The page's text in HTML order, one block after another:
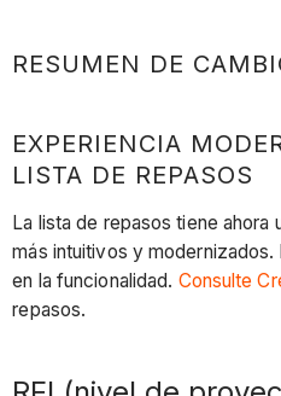
RESUMEN DE
EXPERIENCIA
LISTA DE REPASOS
La lista de repasos tiene ahora
más intuitivos y
en la funcionalidad. Consulte
repasos.